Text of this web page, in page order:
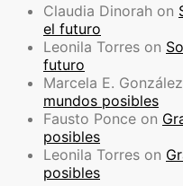
Claudia Dinorah on
el futuro
Leonila Torres on
futuro
Marcela E. González
mundos posibles
Fausto Ponce on
posibles
Leonila Torres on
posibles